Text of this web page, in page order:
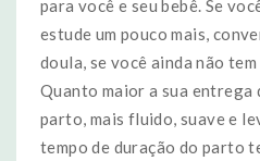
para você e seu bebê. Se
estude um pouco mais,
doula, se você ainda não
Quanto maior a sua
parto, mais fluido, suave e
tempo de duração do parto